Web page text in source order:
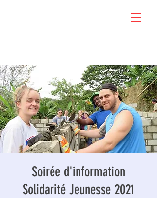
Soirée d'information
Solidarité Jeunesse 2021